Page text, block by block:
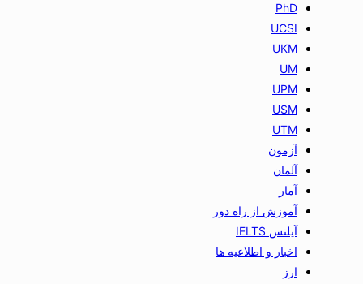
PhD
UCSI
UKM
UM
UPM
USM
UTM
آزمون
آلمان
آمار
آموزش از راه دور
آیلتس IELTS
اخبار و اطلاعیه ها
ارز